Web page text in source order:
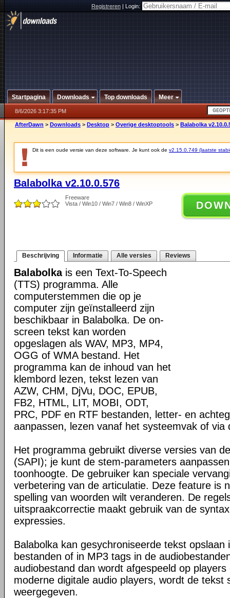
Registreren|Login:
Startpagina Downloads Top downloads Meer
8/6/2026 3:17:35 PM
AfterDawn > Downloads > Desktop > Overige desktoptools > Balabolka
Dit is een oude versie van deze software. Je kunt ook de v2.15.0.749 (laatste
Balabolka v2.10.0.576
Freeware
Vista / Win10 / Win7 / Win8 / WinXP
Beschrijving Informatie Alle versies Reviews
Balabolkais een Text-To-Speech
(TTS) programma. Alle
computerstemmen die op je
computer zijn geïnstalleerd zijn
beschikbaar in Balabolka. De on-
screen tekst kan worden
opgeslagen als WAV, MP3, MP4,
OGG of WMA bestand. Het
programma kan de inhoud van het
klembord lezen, tekst lezen van
AZW, CHM, DjVu, DOC, EPUB,
FB2, HTML, LIT, MOBI, ODT,
PRC, PDF en RTF bestanden, letter- en
aanpassen, lezen vanaf het systeemvak of via
Het programma gebruikt diverse versies van
(SAPI); je kunt de stem-parameters
toonhoogte. De gebruiker kan speciale
verbetering van de articulatie. Deze feature is
spelling van woorden wilt veranderen. De
uitspraakcorrectie maakt gebruik van de
expressies.
Balabolka kan gesychroniseerde tekst opslaan
bestanden of in MP3 tags in de
audiobestand dan wordt afgespeeld op
moderne digitale audio players, wordt de tekst
weergegeven.